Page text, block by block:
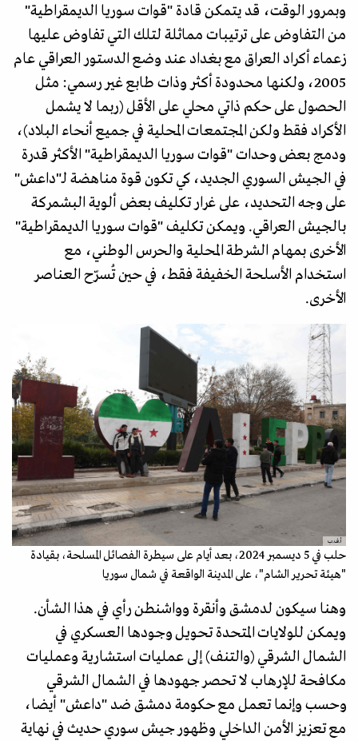
وبمرور الوقت، قد يتمكن قادة "قوات سوريا الديمقراطية"
من التفاوض على ترتيبات مماثلة لتلك التي تفاوض عليها
زعماء أكراد العراق مع بغداد عند وضع الدستور العراقي عام
2005، ولكنها محدودة أكثر وذات طابع غير رسمي: مثل
الحصول على حكم ذاتي محلي على الأقل (ربما لا يشمل
الأكراد فقط ولكن المجتمعات المحلية في جميع أنحاء البلاد)،
ودمج بعض وحدات "قوات سوريا الديمقراطية" الأكثر قدرة
في الجيش السوري الجديد، كي تكون قوة مناهضة لـ"داعش"
على وجه التحديد، على غرار تكليف بعض ألوية البشمركة
بالجيش العراقي. ويمكن تكليف "قوات سوريا الديمقراطية"
الأخرى بمهام الشرطة المحلية والحرس الوطني، مع
استخدام الأسلحة الخفيفة فقط، في حين تُسرّح العناصر
الأخرى.
أ.ف.ب
حلب في 5 ديسمبر 2024، بعد أيام على سيطرة الفصائل المسلحة، بقيادة
"هيئة تحرير الشام"، على المدينة الواقعة في شمال سوريا
وهنا سيكون لدمشق وأنقرة وواشنطن رأي في هذا الشأن.
ويمكن للولايات المتحدة تحويل وجودها العسكري في
الشمال الشرقي (والتنف) إلى عمليات استشارية وعمليات
مكافحة للإرهاب لا تحصر جهودها في الشمال الشرقي
وحسب وإنما تعمل مع حكومة دمشق ضد "داعش" أيضا،
مع تعزيز الأمن الداخلي وظهور جيش سوري حديث في نهاية